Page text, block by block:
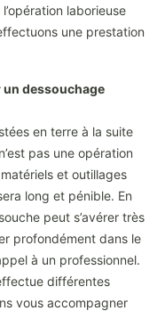
laborieuse
une prestation
un dessouchage
en terre à la suite
pas une opération
et outillages
long et pénible. En
peut s’avérer très
profondément dans le
à un professionnel.
différentes
vous accompagner